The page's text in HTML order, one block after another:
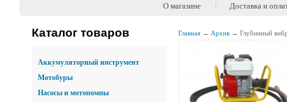
О магазине Доставка и
Каталог товаров
Аккумуляторный инструмент
Мотобуры
Насосы и мотопомпы
Главная → Архив → Глубинный